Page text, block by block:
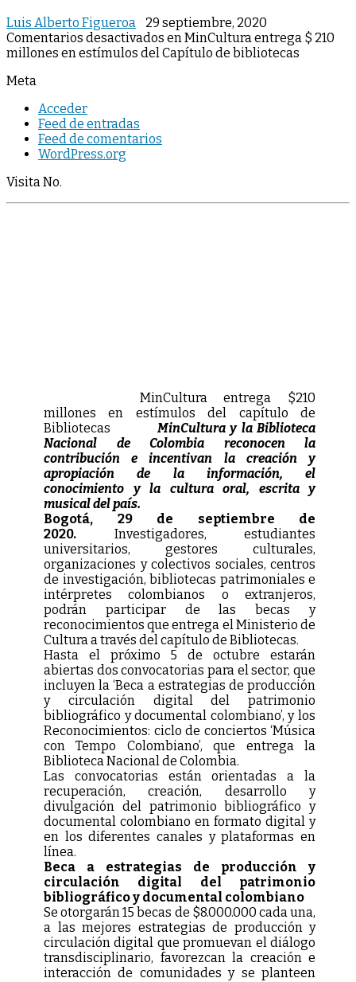
Luis Alberto Figueroa
29 septiembre, 2020
Comentarios desactivados en MinCultura entrega $ 210
millones en estímulos del Capítulo de bibliotecas
Meta
Acceder
Feed de entradas
Feed de comentarios
WordPress.org
Visita No.
MinCultura entrega $210
millones en estímulos del capítulo de
Bibliotecas MinCultura y la Biblioteca
Nacional de Colombia reconocen la
contribución e incentivan la creación y
apropiación de la información, el
conocimiento y la cultura oral, escrita y
musical del país.
Bogotá, 29 de septiembre de
2020. Investigadores, estudiantes
universitarios, gestores culturales,
organizaciones y colectivos sociales, centros
de investigación, bibliotecas patrimoniales e
intérpretes colombianos o extranjeros,
podrán participar de las becas y
reconocimientos que entrega el Ministerio de
Cultura a través del capítulo de Bibliotecas.
Hasta el próximo 5 de octubre estarán
abiertas dos convocatorias para el sector, que
incluyen la ‘Beca a estrategias de producción
y circulación digital del patrimonio
bibliográfico y documental colombiano’, y los
Reconocimientos: ciclo de conciertos ‘Música
con Tempo Colombiano’, que entrega la
Biblioteca Nacional de Colombia.
Las convocatorias están orientadas a la
recuperación, creación, desarrollo y
divulgación del patrimonio bibliográfico y
documental colombiano en formato digital y
en los diferentes canales y plataformas en
línea.
Beca a estrategias de producción y
circulación digital del patrimonio
bibliográfico y documental colombiano
Se otorgarán 15 becas de $8.000.000 cada una,
a las mejores estrategias de producción y
circulación digital que promuevan el diálogo
transdisciplinario, favorezcan la creación e
interacción de comunidades y se planteen